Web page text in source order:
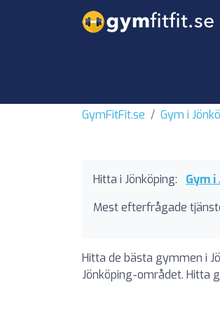
GymFitFit.se Gym i
Hitta i Jönköping: Gym
Mest efterfrågade
Hitta de bästa gymmen i
Jönköping-området. Hitta